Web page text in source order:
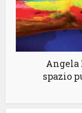
Angela
spazio